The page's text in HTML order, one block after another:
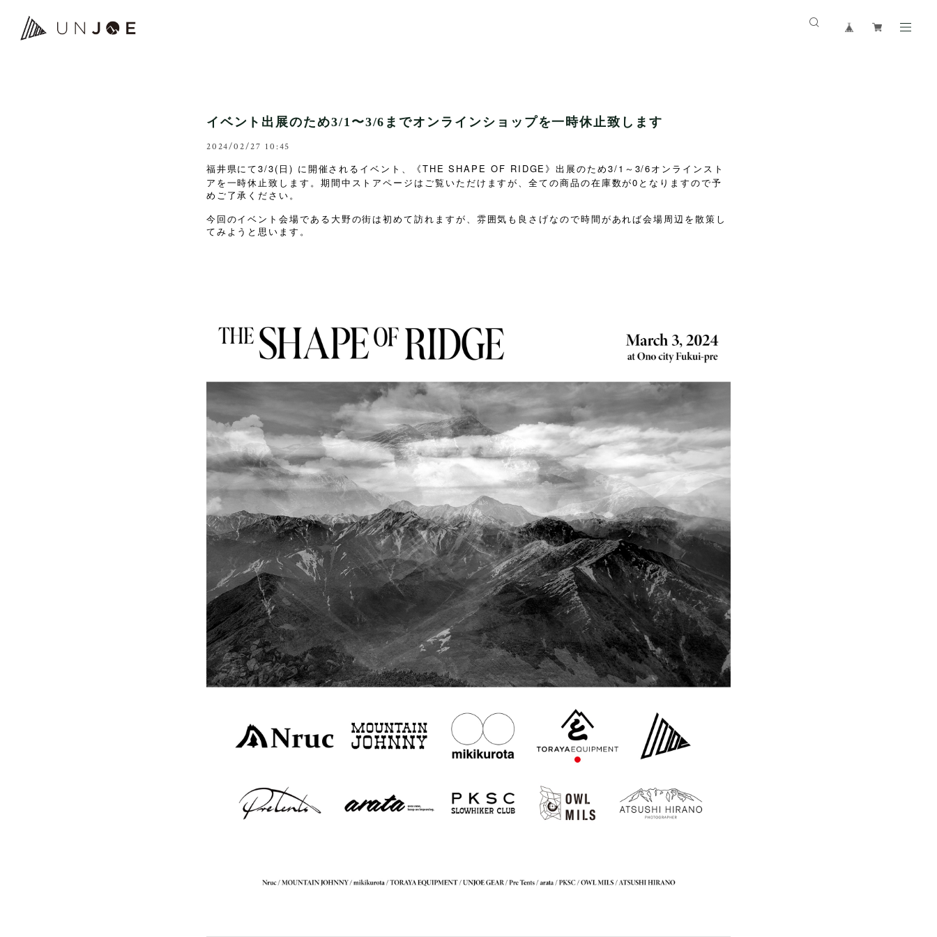
イベント出展のため3/1〜3/6までオンラインショップを一時休止致します
2024/02/27 10:45
福井県にて3/3( 日 ) に開催されるイベント、《 THE SHAPE OF RIDGE 》出展のため 3/1 ～ 3/6 オンラインスト
アを一時休止致します。期間中ストアページはご覧いただけますが、全ての商品の在庫数が0 となりますので予
めご了承ください。
今回のイベント会場である大野の街は初めて訪れますが、雰囲気も良さげなので時間があれば会場周辺を散策し
てみようと思います。